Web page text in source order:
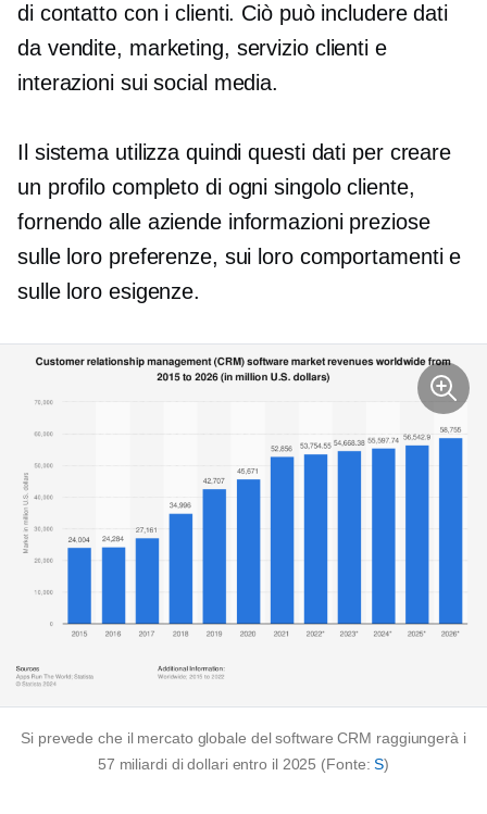
di contatto con i clienti. Ciò può includere dati
da vendite, marketing, servizio clienti e
interazioni sui social media.
Il sistema utilizza quindi questi dati per creare
un profilo completo di ogni singolo cliente,
fornendo alle aziende informazioni preziose
sulle loro preferenze, sui loro comportamenti e
sulle loro esigenze.
Si prevede che il mercato globale del software CRM raggiungerà i
57 miliardi di dollari entro il 2025 (Fonte:S)